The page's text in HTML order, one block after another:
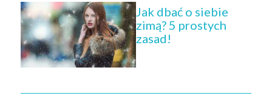
Jak dbać o siebie
zimą? 5 prostych
zasad!